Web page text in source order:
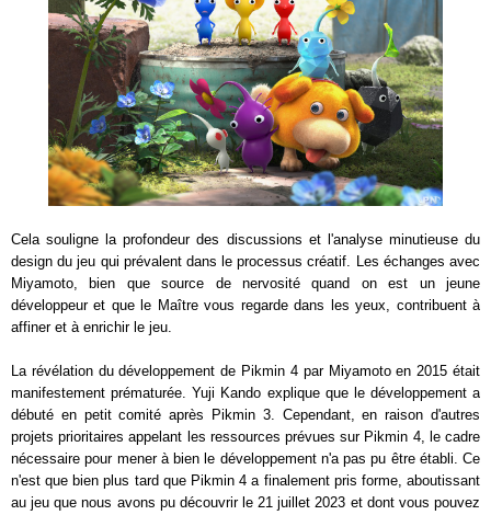
Cela souligne la profondeur des discussions et l'analyse minutieuse du
design du jeu qui prévalent dans le processus créatif. Les échanges avec
Miyamoto, bien que source de nervosité quand on est un jeune
développeur et que le Maître vous regarde dans les yeux, contribuent à
affiner et à enrichir le jeu.
La révélation du développement de Pikmin 4 par Miyamoto en 2015 était
manifestement prématurée. Yuji Kando explique que le développement a
débuté en petit comité après Pikmin 3. Cependant, en raison d'autres
projets prioritaires appelant les ressources prévues sur Pikmin 4, le cadre
nécessaire pour mener à bien le développement n'a pas pu être établi. Ce
n'est que bien plus tard que Pikmin 4 a finalement pris forme, aboutissant
au jeu que nous avons pu découvrir le 21 juillet 2023 et dont vous pouvez